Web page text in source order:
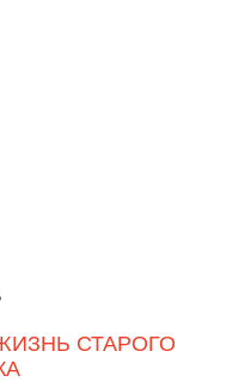
СТАРОГО